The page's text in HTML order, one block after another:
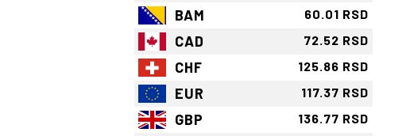
BAM 60.01 RSD
CAD 72.52 RSD
CHF 125.86 RSD
EUR 117.37 RSD
GBP 136.77 RSD